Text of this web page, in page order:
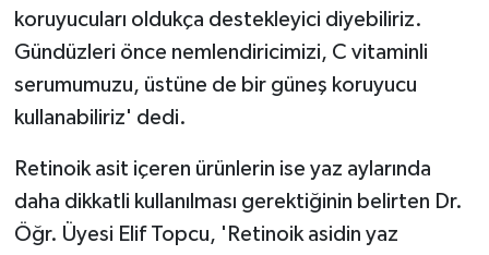
koruyucuları oldukça destekleyici diyebiliriz.
Gündüzleri önce nemlendiricimizi, C vitaminli
serumumuzu, üstüne de bir güneş koruyucu
kullanabiliriz' dedi.
Retinoik asit içeren ürünlerin ise yaz aylarında
daha dikkatli kullanılması gerektiğinin belirten Dr.
Öğr. Üyesi Elif Topcu, 'Retinoik asidin yaz